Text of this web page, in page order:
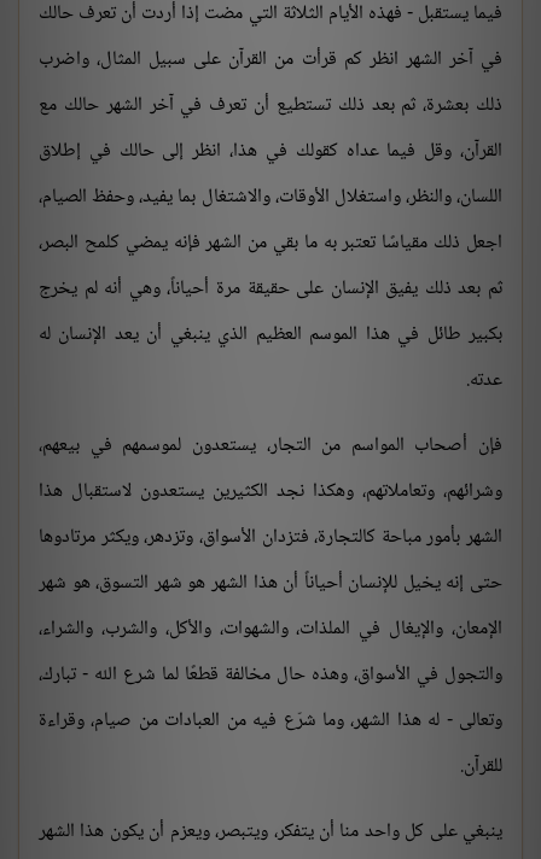
فيما يستقبل - فهذه الأيام الثلاثة التي مضت إذا أردت أن تعرف حالك
في آخر الشهر انظر كم قرأت من القرآن على سبيل المثال، واضرب
ذلك بعشرة، ثم بعد ذلك تستطيع أن تعرف في آخر الشهر حالك مع
القرآن، وقل فيما عداه كقولك في هذا، انظر إلى حالك في إطلاق
اللسان، والنظر، واستغلال الأوقات، والاشتغال بما يفيد، وحفظ الصيام،
اجعل ذلك مقياسًا تعتبر به ما بقي من الشهر فإنه يمضي كلمح البصر،
ثم بعد ذلك يفيق الإنسان على حقيقة مرة أحياناً، وهي أنه لم يخرج
بكبير طائل في هذا الموسم العظيم الذي ينبغي أن يعد الإنسان له
عدته.
فإن أصحاب المواسم من التجار، يستعدون لموسمهم في بيعهم،
وشرائهم، وتعاملاتهم، وهكذا نجد الكثيرين يستعدون لاستقبال هذا
الشهر بأمور مباحة كالتجارة، فتزدان الأسواق، وتزدهر، ويكثر مرتادوها
حتى إنه يخيل للإنسان أحياناً أن هذا الشهر هو شهر التسوق، هو شهر
الإمعان، والإيغال في الملذات، والشهوات، والأكل، والشرب، والشراء،
والتجول في الأسواق، وهذه حال مخالفة قطعًا لما شرع الله - تبارك،
وتعالى - له هذا الشهر، وما شرّع فيه من العبادات من صيام، وقراءة
للقرآن.
ينبغي على كل واحد منا أن يتفكر، ويتبصر، ويعزم أن يكون هذا الشهر